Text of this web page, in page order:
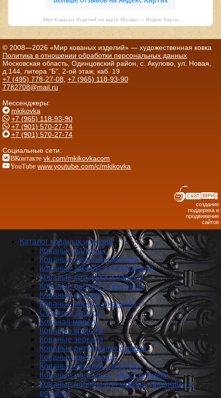
Мир Кованых Изделий на карте Москвы — Яндекс Карты
© 2008—2026 «Мир кованых изделий» — художественная ковка
Политика в отношении обработки персональных данных
Московская область, Одинцовский район, с. Акулово, ул. Новая,
д.144, литера "Б", 2-ой этаж, каб. 19
+7 (495) 778-27-08, +7 (965) 118-93-90
7782708@mail.ru
Мессенджеры:
mkikovka
+7 (965) 118-93-90
+7 (901) 570-27-74
+7 (901) 570-27-74
Социальные сети:
ВКонтакте vk.com/mkikovkacom
YouTube www.youtube.com/c/mkikovka
создание
поддержка и
продвижение
сайтов
Каталог кованых изделий
Кованые балконы
Кованые оконные решетки
Кованые заборы и ог­ражде­ния
Кованые козырьки и навесы
Кованые перила и лестницы
Кованые фонари
Кованые ворота и калитки
Сварные заборы
Кованая мебель
Кованые кровати
Кованые зеркала
Кованые ритуальные ограды
Кованые цветочницы
Кованые беседки и мостики
Кованые мангалы и дымосборники
Кованые наборы для камина, дровницы и
решётки